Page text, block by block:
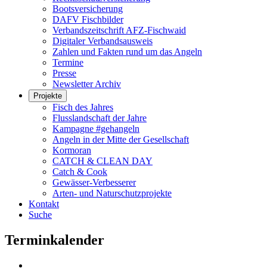
Bootsversicherung
DAFV Fischbilder
Verbandszeitschrift AFZ-Fischwaid
Digitaler Verbandsausweis
Zahlen und Fakten rund um das Angeln
Termine
Presse
Newsletter Archiv
Projekte
Fisch des Jahres
Flusslandschaft der Jahre
Kampagne #gehangeln
Angeln in der Mitte der Gesellschaft
Kormoran
CATCH & CLEAN DAY
Catch & Cook
Gewässer-Verbesserer
Arten- und Naturschutzprojekte
Kontakt
Suche
Terminkalender